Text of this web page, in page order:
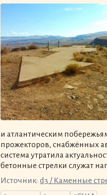
и атлантическим
прожекторов, снабжённых
система утратила
бетонные стрелки служат
Источник: d3 / Каменные